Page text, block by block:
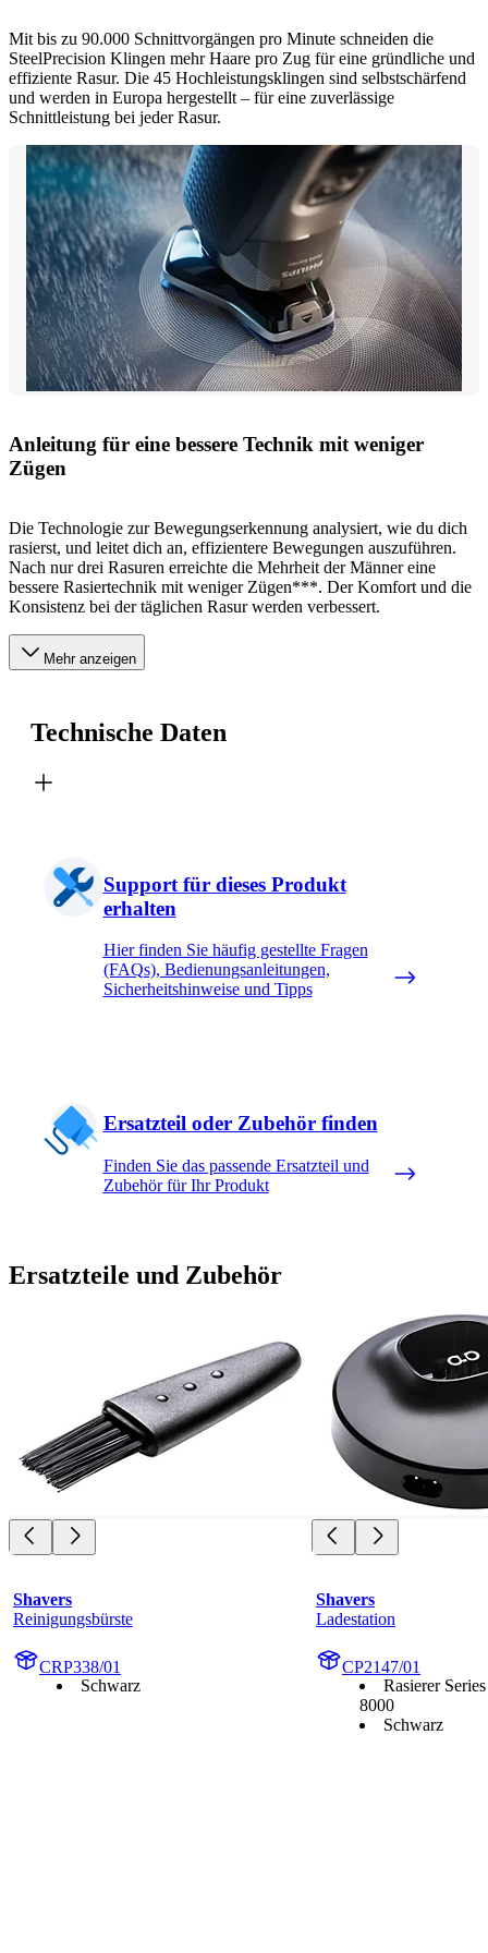
Mit bis zu 90.000 Schnittvorgängen pro Minute schneiden die
SteelPrecision Klingen mehr Haare pro Zug für eine gründliche und
effiziente Rasur. Die 45 Hochleistungsklingen sind selbstschärfend
und werden in Europa hergestellt – für eine zuverlässige
Schnittleistung bei jeder Rasur.
Anleitung für eine bessere Technik mit weniger
Zügen
Die Technologie zur Bewegungserkennung analysiert, wie du dich
rasierst, und leitet dich an, effizientere Bewegungen auszuführen.
Nach nur drei Rasuren erreichte die Mehrheit der Männer eine
bessere Rasiertechnik mit weniger Zügen***. Der Komfort und die
Konsistenz bei der täglichen Rasur werden verbessert.
Mehr anzeigen
Technische Daten
Support für dieses Produkt
erhalten
Hier finden Sie häufig gestellte Fragen
(FAQs), Bedienungsanleitungen,
Sicherheitshinweise und Tipps
Ersatzteil oder Zubehör finden
Finden Sie das passende Ersatzteil und
Zubehör für Ihr Produkt
Ersatzteile und Zubehör
Shavers
Reinigungsbürste
CRP338/01
Schwarz
Shavers
Ladestation
CP2147/01
Rasierer
8000
Schwarz